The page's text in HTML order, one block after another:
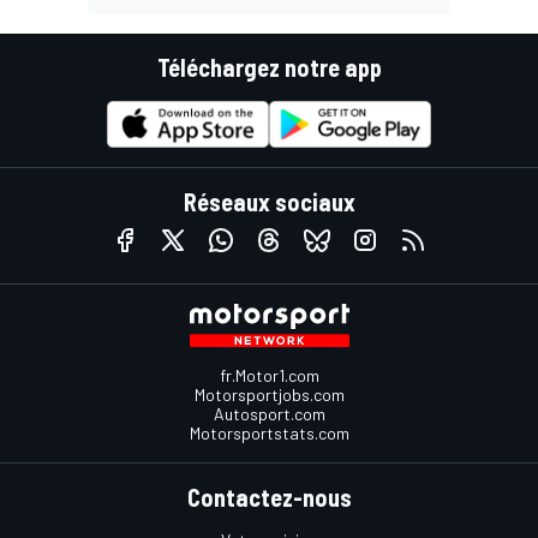
Téléchargez notre app
Réseaux sociaux
fr.Motor1.com
Motorsportjobs.com
Autosport.com
Motorsportstats.com
Contactez-nous